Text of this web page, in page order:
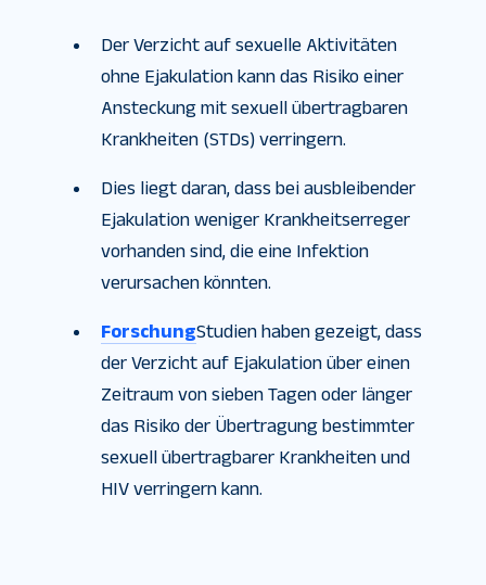
Der Verzicht auf sexuelle Aktivitäten
ohne Ejakulation kann das Risiko einer
Ansteckung mit sexuell übertragbaren
Krankheiten (STDs) verringern.
Dies liegt daran, dass bei ausbleibender
Ejakulation weniger Krankheitserreger
vorhanden sind, die eine Infektion
verursachen könnten.
ForschungStudien haben gezeigt, dass
der Verzicht auf Ejakulation über einen
Zeitraum von sieben Tagen oder länger
das Risiko der Übertragung bestimmter
sexuell übertragbarer Krankheiten und
HIV verringern kann.